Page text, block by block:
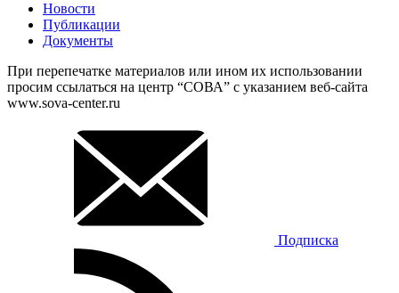
Новости
Публикации
Документы
При перепечатке материалов или ином их использовании
просим ссылаться на центр “СОВА” с указанием веб-сайта
www.sova-center.ru
Подписка